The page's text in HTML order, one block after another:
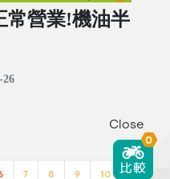
常營業!機油半
26
7 8 9 10 >>
Close
0